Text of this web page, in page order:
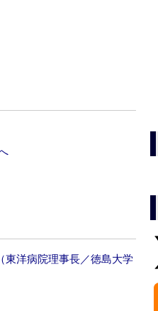
東洋病院理事長／徳島大学